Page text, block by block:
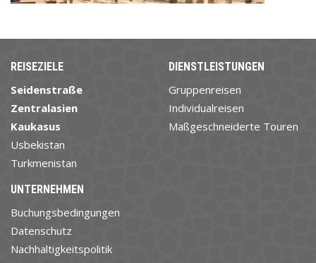
REISEZIELE
Seidenstraße
Zentralasien
Kaukasus
Usbekistan
Turkmenistan
DIENSTLEISTUNGEN
Gruppenreisen
Individualreisen
Maßgeschneiderte Touren
UNTERNEHMEN
Buchungsbedingungen
Datenschutz
Nachhaltigkeitspolitik